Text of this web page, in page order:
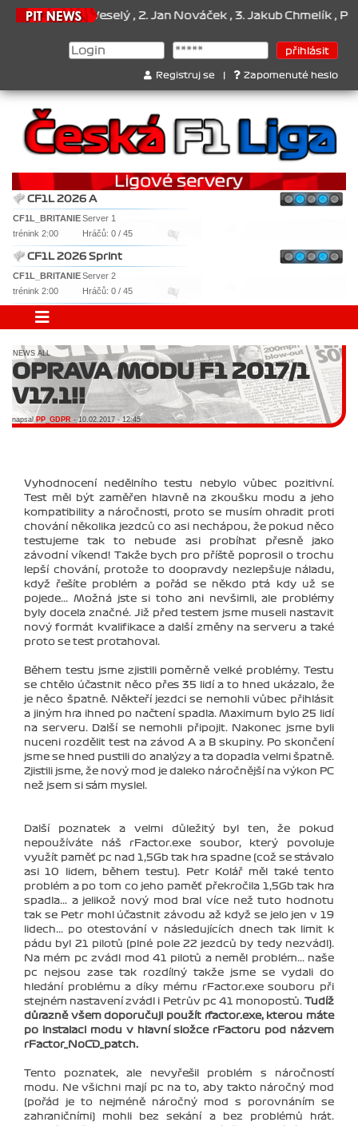
Jan Veselý , 2. Jan Nováček , 3. Jakub Chmelík , Pohár
Registruj se Zapomenuté heslo
CF1L 2026 A
CF1L_BRITANIEServer 1
trénink 2:00
Hráčů: 0 / 45
CF1L 2026 Sprint
CF1L_BRITANIEServer 2
trénink 2:00
Hráčů: 0 / 45
NEWS ALL
OPRAVA MODU F1 2017/1
V17.1!!
napsal PP_GDPR - 10.02.2017 - 12:45
Vyhodnocení nedělního testu nebylo vůbec pozitivní.
Test měl být zaměřen hlavně na zkoušku modu a jeho
kompatibility a náročnosti, proto se musím ohradit proti
chování několika jezdců co asi nechápou, že pokud něco
testujeme tak to nebude asi probíhat přesně jako
závodní víkend! Takže bych pro příště poprosil o trochu
lepší chování, protože to doopravdy nezlepšuje náladu,
když řešíte problém a pořád se někdo ptá kdy už se
pojede... Možná jste si toho ani nevšimli, ale problémy
byly docela značné. Již před testem jsme museli nastavit
nový formát kvalifikace a další změny na serveru a také
proto se test protahoval.
Během testu jsme zjistili poměrně velké problémy. Testu
se chtělo účastnit něco přes 35 lidí a to hned ukázalo, že
je něco špatně. Někteří jezdci se nemohli vůbec přihlásit
a jiným hra ihned po načtení spadla. Maximum bylo 25 lidí
na serveru. Další se nemohli připojit. Nakonec jsme byli
nuceni rozdělit test na závod A a B skupiny. Po skončení
jsme se hned pustili do analýzy a ta dopadla velmi špatně.
Zjistili jsme, že nový mod je daleko náročnější na výkon PC
než jsem si sám myslel.
Další poznatek a velmi důležitý byl ten, že pokud
nepoužíváte náš rFactor.exe soubor, který povoluje
využít paměť pc nad 1,5Gb tak hra spadne (což se stávalo
asi 10 lidem, během testu). Petr Kolář měl také tento
problém a po tom co jeho paměť překročila 1,5Gb tak hra
spadla... a jelikož nový mod bral více než tuto hodnotu
tak se Petr mohl účastnit závodu až když se jelo jen v 19
lidech... po otestování v následujících dnech tak limit k
pádu byl 21 pilotů (plné pole 22 jezdců by tedy nezvádl).
Na mém pc zvádl mod 41 pilotů a neměl problém... naše
pc nejsou zase tak rozdílný takže jsme se vydali do
hledání problému a díky mému rFactor.exe souboru při
stejném nastavení zvádl i Petrův pc 41 monopostů.Tudíž
důrazně všem doporučuji použít rfactor.exe, kterou máte
po instalaci modu v hlavní složce rFactoru pod názvem
rFactor_NoCD_patch.
Tento poznatek, ale nevyřešil problém s náročností
modu. Ne všichni mají pc na to, aby takto náročný mod
(pořád je to nejméně náročný mod s porovnáním se
zahraničními) mohli bez sekání a bez problémů hrát.